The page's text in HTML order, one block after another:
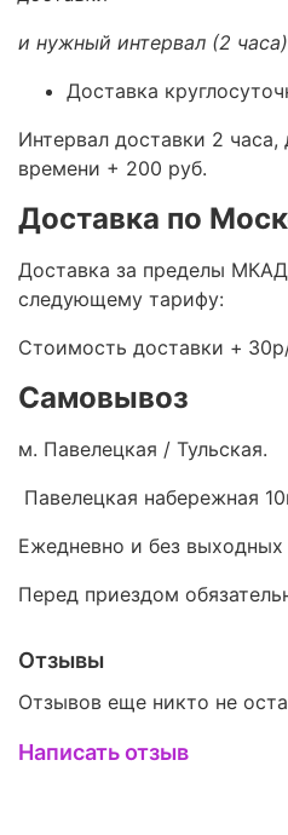
и нужный интервал (2
Доставка
Интервал доставки 2
времени + 200 руб.
Доставка по
Доставка за пределы
следующему тарифу:
Стоимость доставки +
Самовывоз
м. Павелецкая / Тульская.
Павелецкая набережная
Ежедневно и без
Перед приездом
Отзывы
Отзывов еще никто не
Написать отзыв